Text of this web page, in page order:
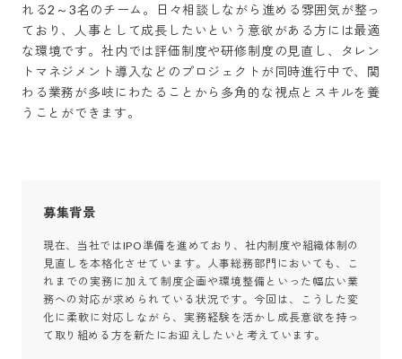
れる2～3名のチーム。日々相談しながら進める雰囲気が整っ
ており、人事として成長したいという意欲がある方には最適
な環境です。社内では評価制度や研修制度の見直し、タレン
トマネジメント導入などのプロジェクトが同時進行中で、関
わる業務が多岐にわたることから多角的な視点とスキルを養
うことができます。
募集背景
現在、当社ではIPO準備を進めており、社内制度や組織体制の
見直しを本格化させています。人事総務部門においても、こ
れまでの実務に加えて制度企画や環境整備といった幅広い業
務への対応が求められている状況です。今回は、こうした変
化に柔軟に対応しながら、実務経験を活かし成長意欲を持っ
て取り組める方を新たにお迎えしたいと考えています。